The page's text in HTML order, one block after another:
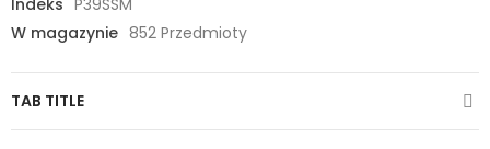
Indeks P39SSM
W magazynie 852 Przedmioty
TAB TITLE